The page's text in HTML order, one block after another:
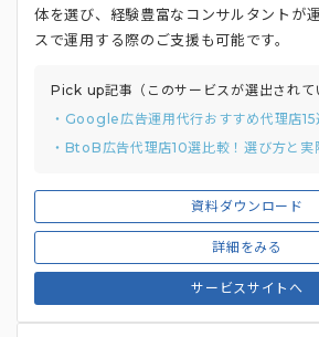
資料ダウンロード
詳細をみる
サービスサイトへ
体を選び、経験豊富なコンサルタントが
スで運用する際のご支援も可能です。
Pick up記事（このサービスが選出されて